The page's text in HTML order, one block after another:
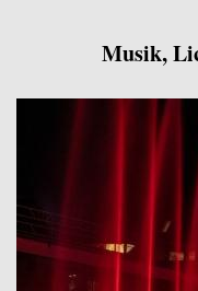
Musik,